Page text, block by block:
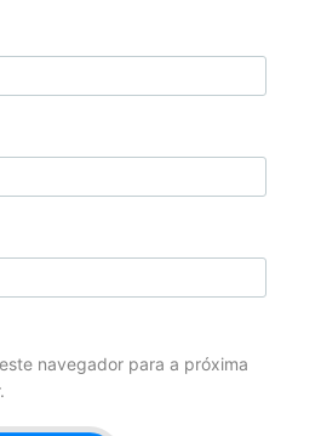
navegador para a próxima